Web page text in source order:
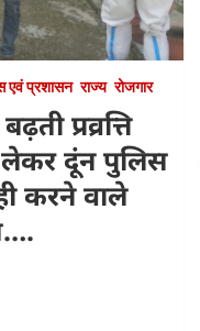
एवं प्रशासन राज्य रोजगार
प्रव्रत्ति
दूंन पुलिस
करने वाले